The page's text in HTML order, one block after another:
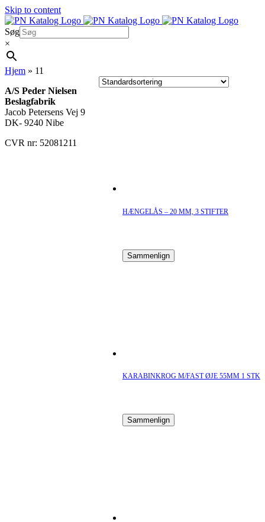
Skip to content
Søg
×
Hjem » 11
HÆNGELÅS – 20 MM, 3 STIFTER
Sammenlign
KARABINKROG M/FAST ØJE 55MM 1 STK
Sammenlign
A/S Peder Nielsen
Beslagfabrik
Jacob Petersens Vej 9
DK- 9240 Nibe
CVR nr: 52081211